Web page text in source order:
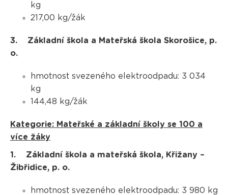
kg
217,00 kg/žák
3. Základní škola a Mateřská škola Skorošice, p.
o.
hmotnost svezeného elektroodpadu: 3 034
kg
144,48 kg/žák
Kategorie: Mateřské a základní školy se 100 a
více žáky
1. Základní škola a mateřská škola, Křižany –
Žibřidice, p. o.
hmotnost svezeného elektroodpadu: 3 980 kg